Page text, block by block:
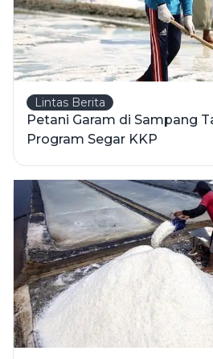
Lintas Berita
Petani Garam di Sampang
Program Segar KKP